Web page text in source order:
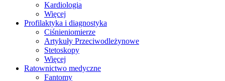
Kardiologia
Więcej
Profilaktyka i diagnostyka
Ciśnieniomierze
Artykuły Przeciwodleżynowe
Stetoskopy
Więcej
Ratownictwo medyczne
Fantomy